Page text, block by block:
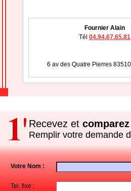
Fournier Alain
Tél 04.94.67.65.81
6 av des Quatre Pierres
Recevez et comparez
Remplir votre demande
Votre Nom :
Tel. fixe :